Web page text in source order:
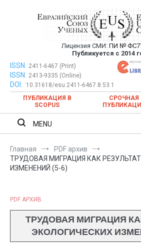
Евразийский
публикация
ежемесячном
Лицензия СМИ: ПИ №
Публикуется с 2014
Евразийский Союз Ученых —
ежемесячном научном
ISSN: 2411-6467 (Print)
ISSN: 2413-9335 (Online)
DOI:
10.31618/esu.2411-6467.8.53.1
ПУБЛИКАЦИЯ В
SCOPUS
СРОЧНАЯ
MENU
Главная
PDF архив
ТРУДОВАЯ МИГРАЦИЯ КАК
ИЗМЕНЕНИЙ (5-6)
PDF АРХИВ
ТРУДОВАЯ МИГРАЦИЯ
ЭКОЛОГИЧЕСКИХ